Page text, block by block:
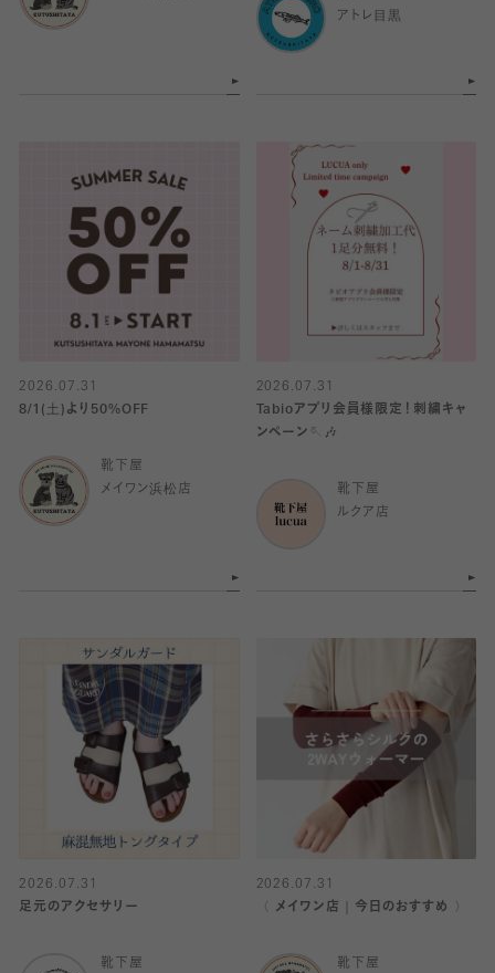
アトレ目黒
2026.07.31
8/1(土)より50%OFF
靴下屋
メイワン浜松店
2026.07.31
Tabioアプリ会員様限定！刺繍キャ
ンペーン🪡🎶
靴下屋
ルクア店
2026.07.31
足元のアクセサリー
靴下屋
2026.07.31
〈 メイワン店｜今日のおすすめ 〉
靴下屋